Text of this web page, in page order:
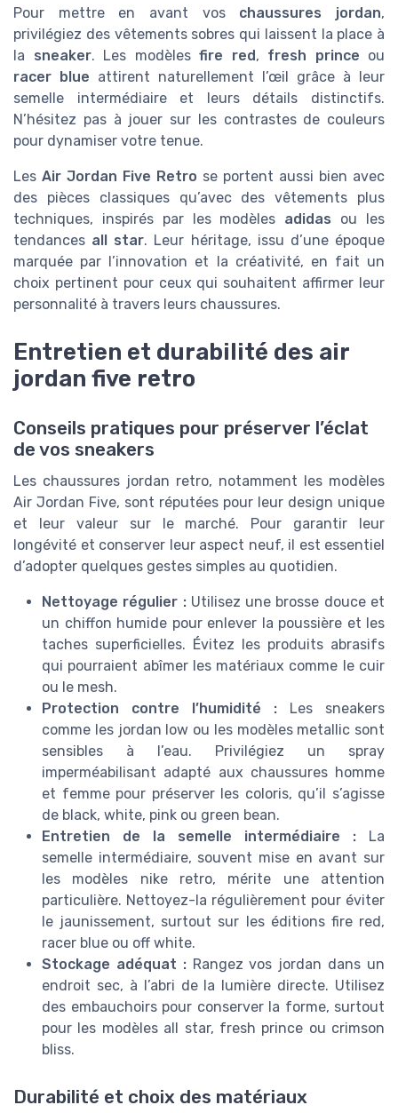
Pour mettre en avant vos chaussures jordan,
privilégiez des vêtements sobres qui laissent la place à
la sneaker. Les modèles fire red, fresh prince ou
racer blue attirent naturellement l’œil grâce à leur
semelle intermédiaire et leurs détails distinctifs.
N’hésitez pas à jouer sur les contrastes de couleurs
pour dynamiser votre tenue.
Les Air Jordan Five Retro se portent aussi bien avec
des pièces classiques qu’avec des vêtements plus
techniques, inspirés par les modèles adidas ou les
tendances all star. Leur héritage, issu d’une époque
marquée par l’innovation et la créativité, en fait un
choix pertinent pour ceux qui souhaitent affirmer leur
personnalité à travers leurs chaussures.
Entretien et durabilité des air
jordan five retro
Conseils pratiques pour préserver l’éclat
de vos sneakers
Les chaussures jordan retro, notamment les modèles
Air Jordan Five, sont réputées pour leur design unique
et leur valeur sur le marché. Pour garantir leur
longévité et conserver leur aspect neuf, il est essentiel
d’adopter quelques gestes simples au quotidien.
Nettoyage régulier :Utilisez une brosse douce et
un chiffon humide pour enlever la poussière et les
taches superficielles. Évitez les produits abrasifs
qui pourraient abîmer les matériaux comme le cuir
ou le mesh.
Protection contre l’humidité : Les sneakers
comme les jordan low ou les modèles metallic sont
sensibles à l’eau. Privilégiez un spray
imperméabilisant adapté aux chaussures homme
et femme pour préserver les coloris, qu’il s’agisse
de black, white, pink ou green bean.
Entretien de la semelle intermédiaire : La
semelle intermédiaire, souvent mise en avant sur
les modèles nike retro, mérite une attention
particulière. Nettoyez-la régulièrement pour éviter
le jaunissement, surtout sur les éditions fire red,
racer blue ou off white.
Stockage adéquat :Rangez vos jordan dans un
endroit sec, à l’abri de la lumière directe. Utilisez
des embauchoirs pour conserver la forme, surtout
pour les modèles all star, fresh prince ou crimson
bliss.
Durabilité et choix des matériaux